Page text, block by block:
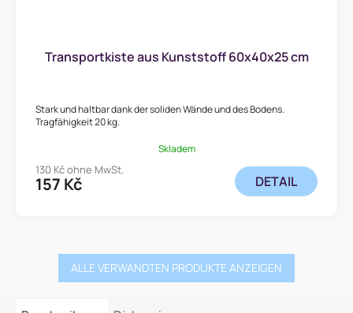
Transportkiste aus Kunststoff 60x40x25 cm
Stark und haltbar dank der soliden Wände und des Bodens.
Tragfähigkeit 20 kg.
Skladem
130 Kč ohne MwSt.
157 Kč DETAIL
ALLE VERWANDTEN PRODUKTE ANZEIGEN